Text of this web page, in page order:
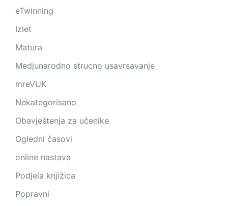
eTwinning
Izlet
Matura
Medjunarodno strucno usavrsavanje
mreVUK
Nekategorisano
Obavještenja za učenike
Ogledni časovi
online nastava
Podjela knjižica
Popravni